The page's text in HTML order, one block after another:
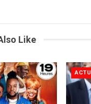
Like
ACTU